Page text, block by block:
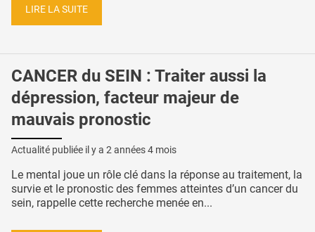
LIRE LA SUITE
CANCER du SEIN : Traiter aussi la
dépression, facteur majeur de
mauvais pronostic
Actualité publiée il y a 2 années 4 mois
Le mental joue un rôle clé dans la réponse au traitement, la
survie et le pronostic des femmes atteintes d’un cancer du
sein, rappelle cette recherche menée en...